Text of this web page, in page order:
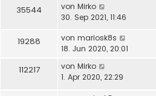
35544 von Mirko
30. Sep 2021, 11:46
19288 von mariosk8s
18. Jun 2020, 20:01
112217 von Mirko
1. Apr 2020, 22:29